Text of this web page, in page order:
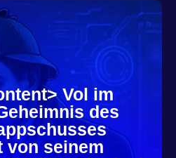
Vol im
des
von seinem